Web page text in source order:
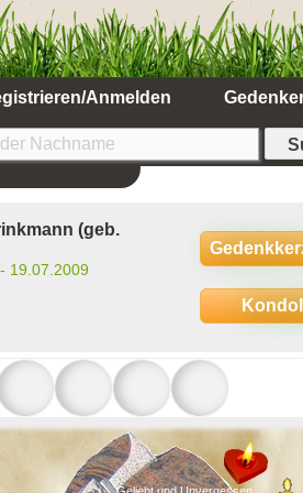
Anmelden
(geb.
19.07.2009